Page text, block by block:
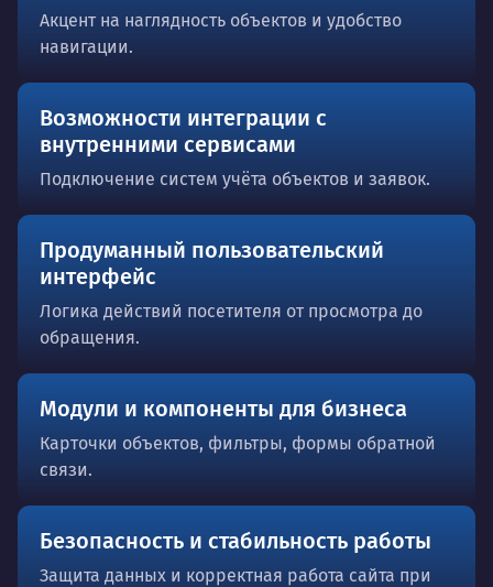
Акцент на наглядность объектов и удобство
навигации.
Возможности интеграции с
внутренними сервисами
Подключение систем учёта объектов и заявок.
Продуманный пользовательский
интерфейс
Логика действий посетителя от просмотра до
обращения.
Модули и компоненты для бизнеса
Карточки объектов, фильтры, формы обратной
связи.
Безопасность и стабильность работы
Защита данных и корректная работа сайта при